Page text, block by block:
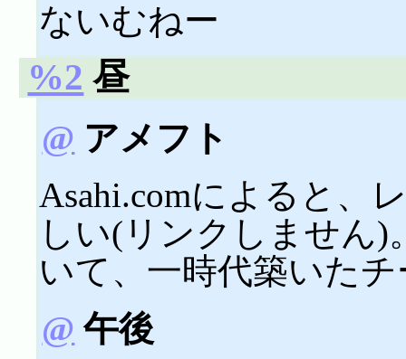
ないむねー
%2 昼
@ アメフト
Asahi.comによると、
しい(リンクしません)
いて、一時代築いた
@ 午後